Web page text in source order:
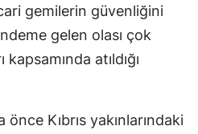
gemilerin güvenliğini
gelen olası çok
atıldığı
Kıbrıs yakınlarındaki